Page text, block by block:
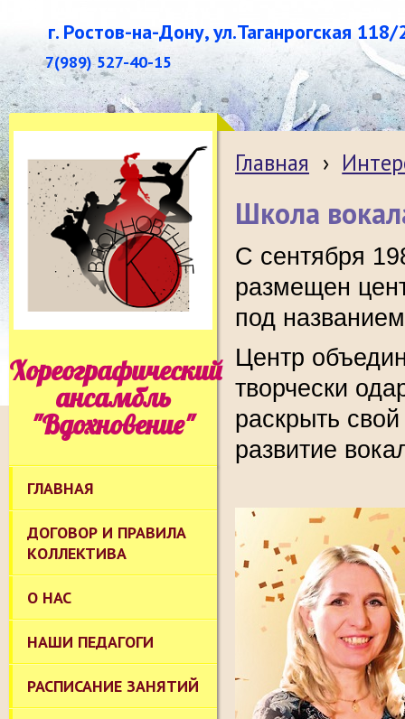
г. Ростов-на-Дону, ул.Таганрогская 118/
7(989) 527-40-15
Хореографический
ансамбль
"Вдохновение"
ГЛАВНАЯ
ДОГОВОР И ПРАВИЛА
КОЛЛЕКТИВА
О НАС
НАШИ ПЕДАГОГИ
РАСПИСАНИЕ ЗАНЯТИЙ
Главная ›
Школа
С сентября
размещен
под
Центр
творчески
раскрыть
развитие